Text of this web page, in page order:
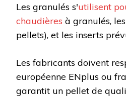
Les granulés s'utilisent
chaudières à granulés,
pellets), et les inserts
Les fabricants doivent
européenne ENplus ou
garantit un pellet de